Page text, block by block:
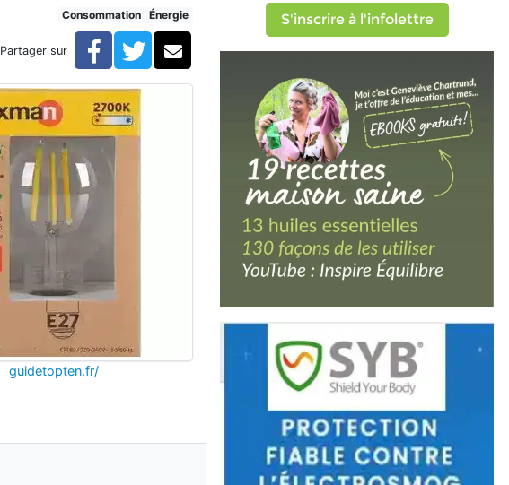
Consommation Énergie
Partager sur Facebook
TwitterCourriel
guidetopten.fr/
S'inscrire à l'infolettre